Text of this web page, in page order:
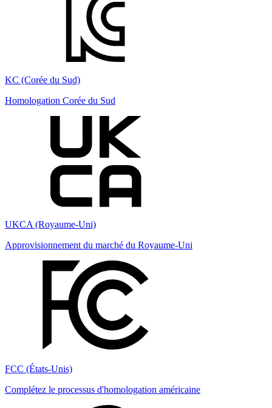
KC (Corée du Sud)
Homologation Corée du Sud
UKCA (Royaume-Uni)
Approvisionnement du marché du Royaume-Uni
FCC (États-Unis)
Complétez le processus d'homologation américaine